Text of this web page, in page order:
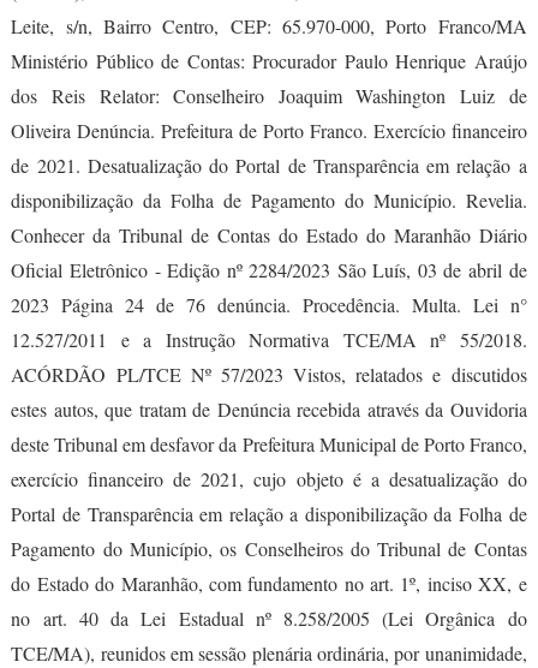
Leite, s/n, Bairro Centro, CEP: 65.970-000, Porto Franco/MA
Ministério Público de Contas: Procurador Paulo Henrique Araújo
dos Reis Relator: Conselheiro Joaquim Washington Luiz de
Oliveira Denúncia. Prefeitura de Porto Franco. Exercício financeiro
de 2021. Desatualização do Portal de Transparência em relação a
disponibilização da Folha de Pagamento do Município. Revelia.
Conhecer da Tribunal de Contas do Estado do Maranhão Diário
Oficial Eletrônico - Edição nº 2284/2023 São Luís, 03 de abril de
2023 Página 24 de 76 denúncia. Procedência. Multa. Lei n°
12.527/2011 e a Instrução Normativa TCE/MA nº 55/2018.
ACÓRDÃO PL/TCE Nº 57/2023 Vistos, relatados e discutidos
estes autos, que tratam de Denúncia recebida através da Ouvidoria
deste Tribunal em desfavor da Prefeitura Municipal de Porto Franco,
exercício financeiro de 2021, cujo objeto é a desatualização do
Portal de Transparência em relação a disponibilização da Folha de
Pagamento do Município, os Conselheiros do Tribunal de Contas
do Estado do Maranhão, com fundamento no art. 1º, inciso XX, e
no art. 40 da Lei Estadual nº 8.258/2005 (Lei Orgânica do
TCE/MA), reunidos em sessão plenária ordinária, por unanimidade,